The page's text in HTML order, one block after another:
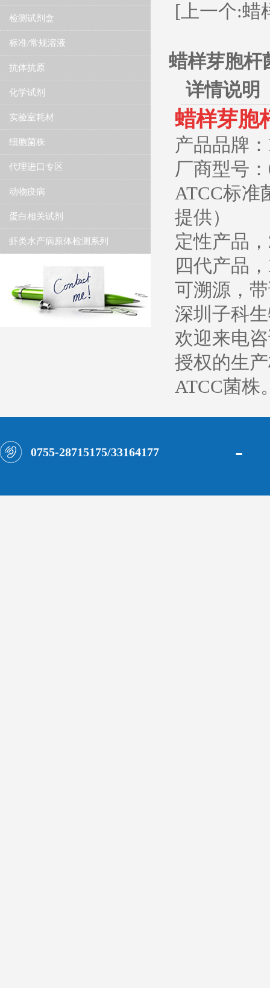
检测试剂盒
标准/常规溶液
抗体抗原
化学试剂
实验室耗材
细胞菌株
代理进口专区
动物疫病
蛋白相关试剂
虾类水产病原体检测系列
[上一个:蜡
蜡样芽胞杆
详情说明
蜡样芽胞
产品品牌
厂商型号
ATCC标准
提供）
定性产品
四代产品
可溯源，
深圳子科
欢迎来电
授权的生
ATCC菌株
0755-28715175/33164177 -